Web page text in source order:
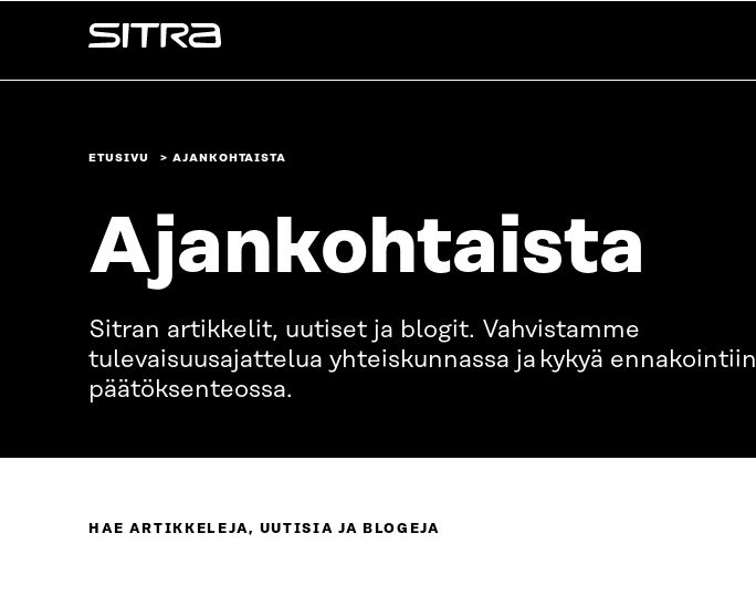
sisältöön
Sitra
ETUSIVU AJANKOHTAISTA
Ajankohtaista
Sitran artikkelit, uutiset ja blogit. Vahvistamme
tulevaisuusajattelua yhteiskunnassa ja kykyä ennakointiin
päätöksenteossa.
HAE ARTIKKELEJA, UUTISIA JA BLOGEJA